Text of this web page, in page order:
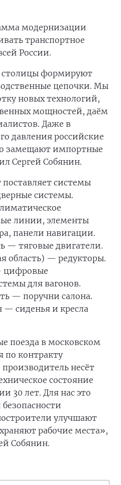
модернизации
транспортное
России.
столицы формируют
цепочки. Мы
новых технологий,
мощностей, даём
Даже в
давления российские
замещают импортные
Сергей Собянин.
системы
системы.
линии, элементы
панели навигации.
— тяговые двигатели.
область) — редукторы.
цифровые
для вагонов.
— поручни салона.
— сиденья и кресла
поезда в московском
по контракту
несёт
состояние
30 лет. Для нас это
улучшают
рабочие места»,
Собянин.